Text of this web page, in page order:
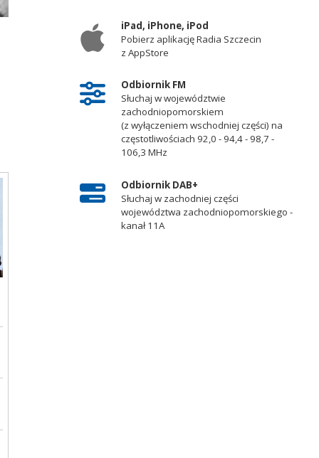
iPad, iPhone, iPod
Pobierz aplikację Radia Szczecin
z AppStore
Odbiornik FM
Słuchaj w województwie
zachodniopomorskiem
(z wyłączeniem wschodniej części) na
częstotliwościach 92,0 - 94,4 - 98,7 -
106,3 MHz
Odbiornik DAB+
Słuchaj w zachodniej części
województwa zachodniopomorskiego -
kanał 11A